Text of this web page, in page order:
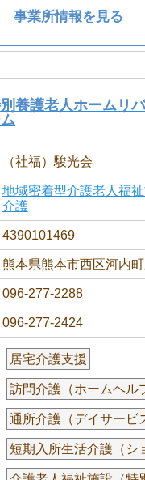
事業所情報を見る
養護老人ホームリ
（社福）駿光会
地域密着型介護老人福
介護
4390101469
熊本県熊本市西区河内
096-277-2288
096-277-2424
居宅介護支援
訪問介護（ホームヘル
通所介護（デイサービ
短期入所生活介護（シ